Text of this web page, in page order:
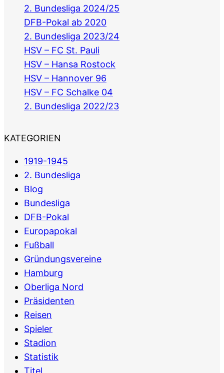
2. Bundesliga 2024/25
DFB-Pokal ab 2020
2. Bundesliga 2023/24
HSV – FC St. Pauli
HSV – Hansa Rostock
HSV – Hannover 96
HSV – FC Schalke 04
2. Bundesliga 2022/23
KATEGORIEN
1919-1945
2. Bundesliga
Blog
Bundesliga
DFB-Pokal
Europapokal
Fußball
Gründungsvereine
Hamburg
Oberliga Nord
Präsidenten
Reisen
Spieler
Stadion
Statistik
Titel